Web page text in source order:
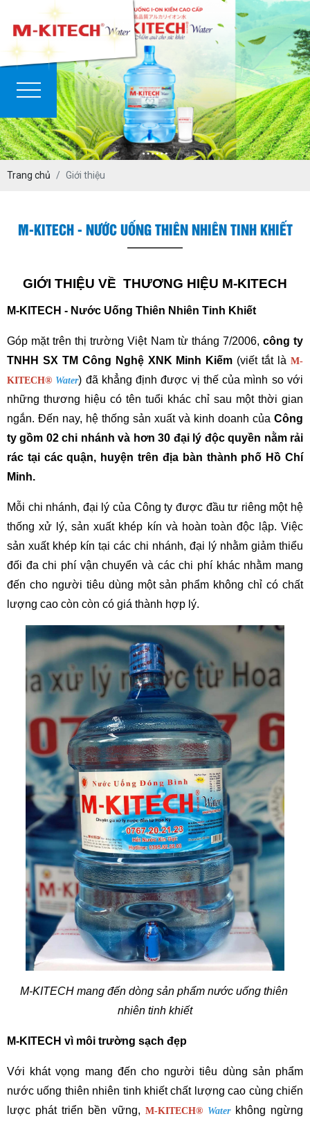
Trang chủ Giới thiệu
M-KITECH - NƯỚC UỐNG THIÊN NHIÊN TINH KHIẾT
GIỚI THIỆU VỀ  THƯƠNG HIỆU M-KITECH
M-KITECH - Nước Uống Thiên Nhiên Tinh Khiết
Góp mặt trên thị trường Việt Nam từ tháng 7/2006, công ty
TNHH SX TM Công Nghệ XNK Minh Kiếm (viết tắt là M-
KITECH® Water) đã khẳng định được vị thế của mình so với
những thương hiệu có tên tuổi khác chỉ sau một thời gian
ngắn. Đến nay, hệ thống sản xuất và kinh doanh của Công
ty gồm 02 chi nhánh và hơn 30 đại lý độc quyền nằm rải
rác tại các quận, huyện trên địa bàn thành phố Hồ Chí
Minh.
Mỗi chi nhánh, đại lý của Công ty được đầu tư riêng một hệ
thống xử lý, sản xuất khép kín và hoàn toàn độc lập. Việc
sản xuất khép kín tại các chi nhánh, đại lý nhằm giảm thiểu
đối đa chi phí vận chuyển và các chi phí khác nhằm mang
đến cho người tiêu dùng một sản phẩm không chỉ có chất
lượng cao còn còn có giá thành hợp lý.
M-KITECH mang đến dòng sản phẩm nước uống thiên
nhiên tinh khiết
M-KITECH vì môi trường sạch đẹp
Với khát vọng mang đến cho người tiêu dùng sản phẩm
nước uống thiên nhiên tinh khiết chất lượng cao cùng chiến
lược phát triển bền vững, M-KITECH® Water không ngừng